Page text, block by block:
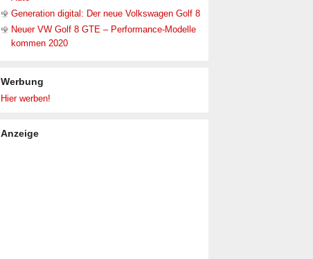
Generation digital: Der neue Volkswagen Golf 8
Neuer VW Golf 8 GTE – Performance-Modelle
kommen 2020
Werbung
Hier werben!
Anzeige